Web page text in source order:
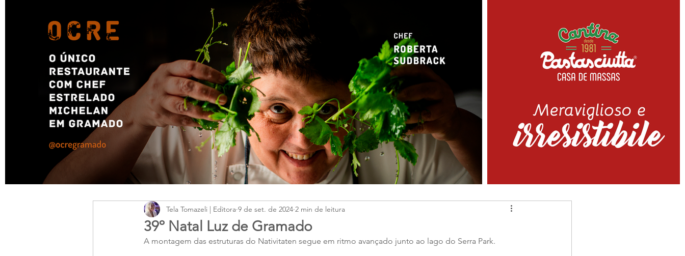
39º Natal Luz de Gramado
Tela Tomazeli | Editora 9 de set. de 2024 2 min de leitura
A montagem das estruturas do Nativitaten segue em ritmo avançado junto ao lago do Serra Park.